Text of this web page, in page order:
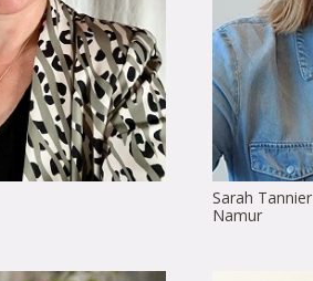
Sarah Tannier
Namur